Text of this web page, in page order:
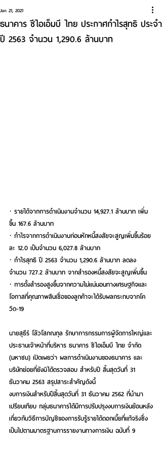
ธนาคาร ซีไอเอ็มบี ไทย ประกาศกำไรสุทธิ ประจำ
ปี 2563 จำนวน 1,290.6 ล้านบาท
Jan 21, 2021
· รายได้จากการดำเนินงานจำนวน 14,927.1 ล้านบาท เพิ่ม
ขึ้น 167.6 ล้านบาท
· กำไรจากการดำเนินงานก่อนหักหนี้สงสัยจะสูญเพิ่มขึ้นร้อย
ละ 12.0 เป็นจำนวน 6,027.8 ล้านบาท
· กำไรสุทธิ ปี 2563 จำนวน 1,290.6 ล้านบาท ลดลง
จำนวน 727.2 ล้านบาท จากสำรองหนี้สงสัยจะสูญเพิ่มขึ้น
· การตั้งสำรองสูงขึ้นจากความไม่แน่นอนทางเศรษฐกิจและ
โอกาสที่คุณภาพสินเชื่อของลูกค้าจะได้รับผลกระทบจากโค
วิด-19
นายสุธีร์ โล้วโสภณกุล รักษาการกรรมการผู้จัดการใหญ่และ
ประธานเจ้าหน้าที่บริหาร ธนาคาร ซีไอเอ็มบี ไทย จำกัด
(มหาชน) เปิดเผยว่า ผลการดำเนินงานของธนาคาร และ
บริษัทย่อยที่ยังมิได้ตรวจสอบ สำหรับปี สิ้นสุดวันที่ 31
ธันวาคม 2563 สรุปสาระสำคัญดังนี้
งบการเงินสำหรับปีสิ้นสุดวันที่ 31 ธันวาคม 2562 ที่นำมา
เปรียบเทียบ กลุ่มธนาคารได้มีการปรับปรุงงบการเงินย้อนหลัง
เกี่ยวกับวิธีการบัญชีของการรับรู้รายได้ดอกเบี้ยที่แท้จริงซึ่ง
เป็นไปตามมาตรฐานการรายงานทางการเงิน ฉบับที่ 9